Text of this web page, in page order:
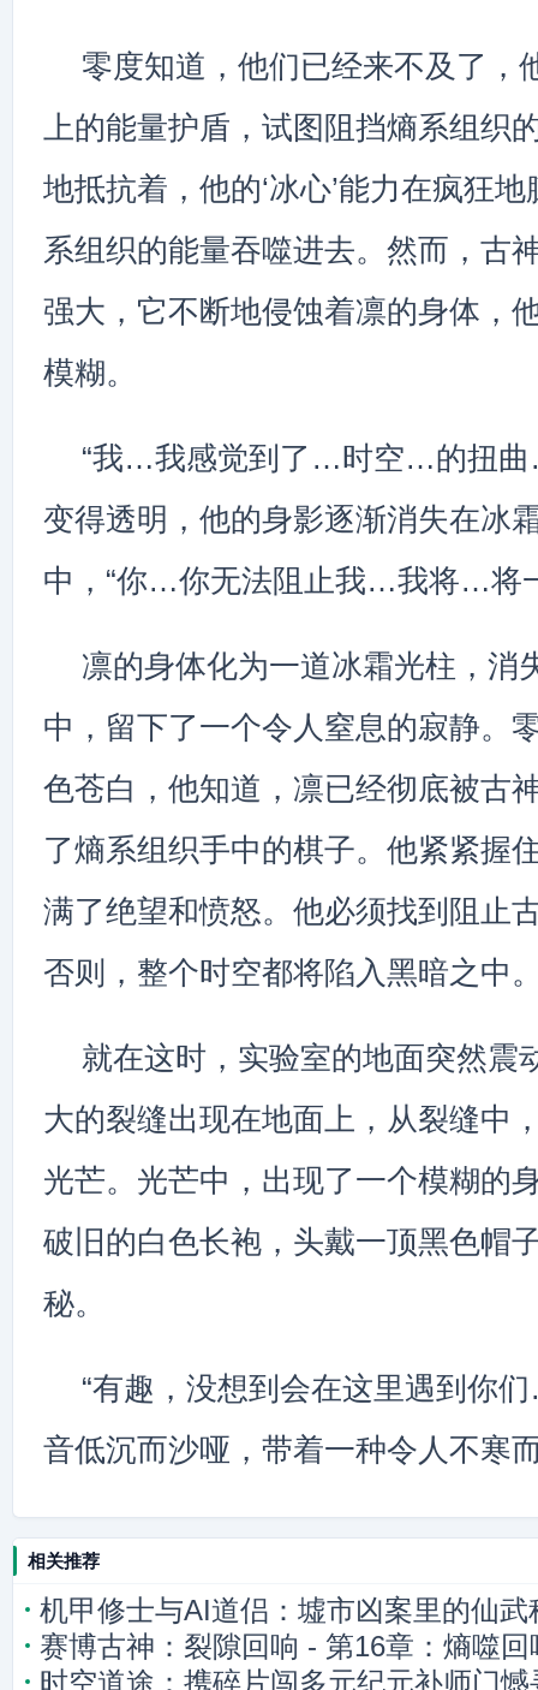
零度知道，他们已经来不及了，
上的能量护盾，试图阻挡熵系组织
地抵抗着，他的‘冰心’能力在疯狂
系组织的能量吞噬进去。然而，古
强大，它不断地侵蚀着凛的身体，
模糊。
“我…我感觉到了…时空…的扭曲
变得透明，他的身影逐渐消失在冰
中，“你…你无法阻止我…我将…将
凛的身体化为一道冰霜光柱，消
中，留下了一个令人窒息的寂静。
色苍白，他知道，凛已经彻底被古
了熵系组织手中的棋子。他紧紧握
满了绝望和愤怒。他必须找到阻止
否则，整个时空都将陷入黑暗之中
就在这时，实验室的地面突然震
大的裂缝出现在地面上，从裂缝中
光芒。光芒中，出现了一个模糊的
破旧的白色长袍，头戴一顶黑色帽
秘。
“有趣，没想到会在这里遇到你
音低沉而沙哑，带着一种令人不寒
相关推荐
机甲修士与AI道侣：墟市凶案里的仙武
赛博古神：裂隙回响 - 第16章：熵噬
时空道途：携碎片闯多元纪元补师门憾